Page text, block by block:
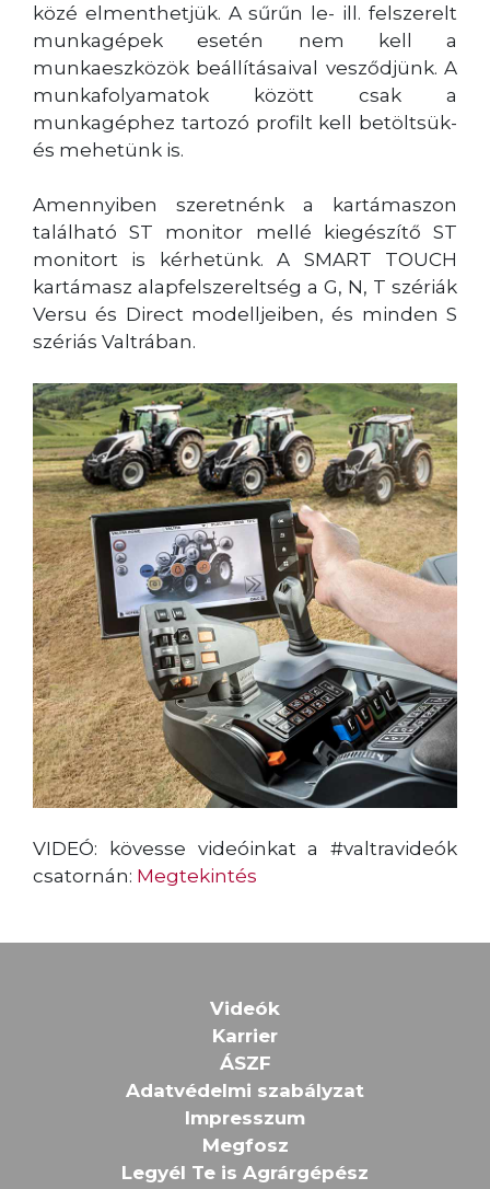
közé elmenthetjük. A sűrűn le- ill. felszerelt
munkagépek esetén nem kell a
munkaeszközök beállításaival vesződjünk. A
munkafolyamatok között csak a
munkagéphez tartozó profilt kell betöltsük-
és mehetünk is.
Amennyiben szeretnénk a kartámaszon
található ST monitor mellé kiegészítő ST
monitort is kérhetünk. A SMART TOUCH
kartámasz alapfelszereltség a G, N, T szériák
Versu és Direct modelljeiben, és minden S
szériás Valtrában.
VIDEÓ: kövesse videóinkat a #valtravideók
csatornán: Megtekintés
Videók
Karrier
ÁSZF
Adatvédelmi szabályzat
Impresszum
Megfosz
Legyél Te is Agrárgépész